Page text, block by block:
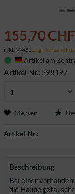
155,70
inkl. MwSt. zzgl.
Deutschland
Artikel am
Artikel-Nr.: 398197
Merken
Artikel-Nr.:
Beschreibung
Bei einer
die Haube